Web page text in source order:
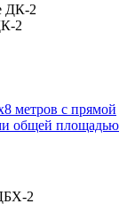
2
метров c прямой
общей площадью